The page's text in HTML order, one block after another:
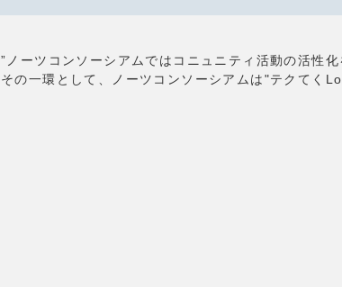
”ノーツコンソーシアムではコニュニティ活動の活性化
その一環として、ノーツコンソーシアムは"テクてく